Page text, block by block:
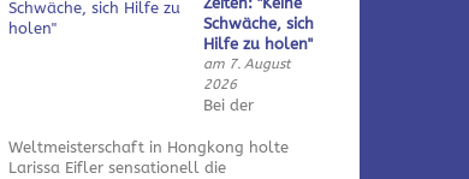
Schwäche, sich
Hilfe zu holen"
am 7. August
2026
Bei der
Weltmeisterschaft in Hongkong holte
Larissa Eifler sensationell die